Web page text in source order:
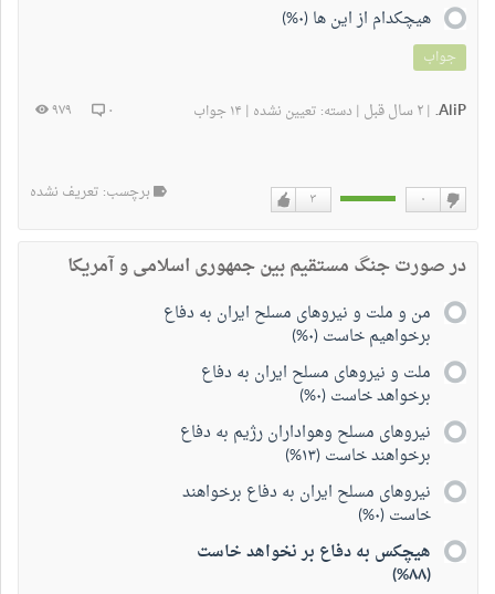
هیچکدام از این ها (۰%)
جواب
AliP.
|۲ سال قبل | دسته: تعیین نشده | ۱۴ جواب ۰ ۹۷۹
۳ ۰ برچسب: تعریف نشده
در صورت جنگ مستقیم بین جمهوری اسلامی و آمریکا
من و ملت و نیروهای مسلح ایران به دفاع
برخواهیم خاست (۰%)
ملت و نیروهای مسلح ایران به دفاع
برخواهد خاست (۰%)
نیروهای مسلح وهواداران رژیم به دفاع
برخواهند خاست (۱۳%)
نیروهای مسلح ایران به دفاع برخواهند
خاست (۰%)
هیچکس به دفاع بر نخواهد خاست
(۸۸%)